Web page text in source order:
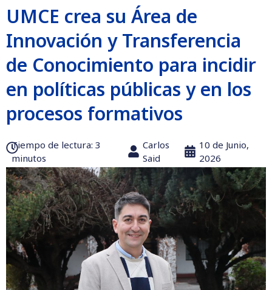
UMCE crea su Área de
Innovación y Transferencia
de Conocimiento para incidir
en políticas públicas y en los
procesos formativos
Tiempo de lectura:‎ 3
minutos
Carlos
Said
10 de Junio,
2026